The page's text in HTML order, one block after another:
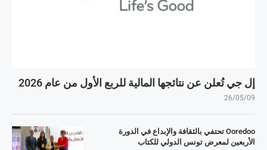
إل جي تُعلن عن نتائجها المالية للربع الأول من عام 2026
26/05/09
Ooredoo تحتفي بالثقافة والإبداع في الدورة
الأربعين لمعرض تونس الدولي للكتاب